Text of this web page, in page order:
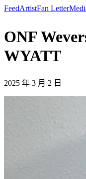
FeedArtistFan Letter
ONF
WYATT
2025 年 3 月 2 日